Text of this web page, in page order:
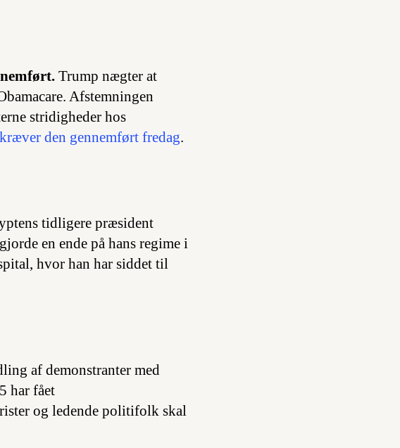
Trump nægter at
Afstemningen
stridigheder hos
den gennemført fredag.
tidligere præsident
en ende på hans regime i
hvor han har siddet til
af demonstranter med
har fået
og ledende politifolk skal